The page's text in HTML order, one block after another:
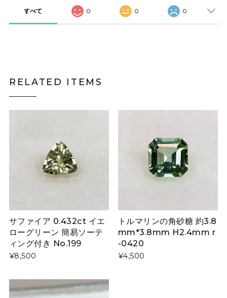
すべて 0 0 0
RELATED ITEMS
サファイア 0.432ct イエ
ローグリーン 簡易ソーテ
ィング付き No.199
¥8,500
トルマリンの角砂糖 約3.8
mm*3.8mm H2.4mm r
-0420
¥4,500